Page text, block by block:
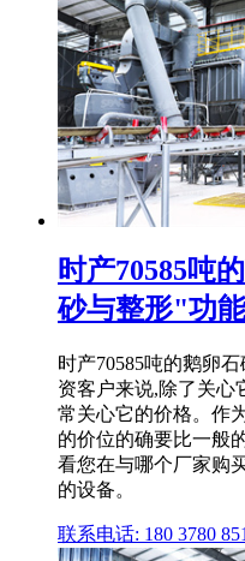
时产70585吨
砂与整形"功
时产70585吨的鹅卵
资客户来说,除了关心
常关心它的价格。作
的价位的确要比一般
看您在与哪个厂家购
的设备。
联系电话: 180 3780